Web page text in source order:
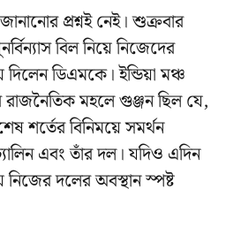
প্রশ্নই নেই। শুক্রবার
বিল নিয়ে নিজেদের
ডিএমকে। ইন্ডিয়া মঞ্চ
রাজনৈতিক মহলে গুঞ্জন ছিল যে,
শর্তের বিনিময়ে সমর্থন
এবং তাঁর দল। যদিও এদিন
নিজের দলের অবস্থান স্পষ্ট